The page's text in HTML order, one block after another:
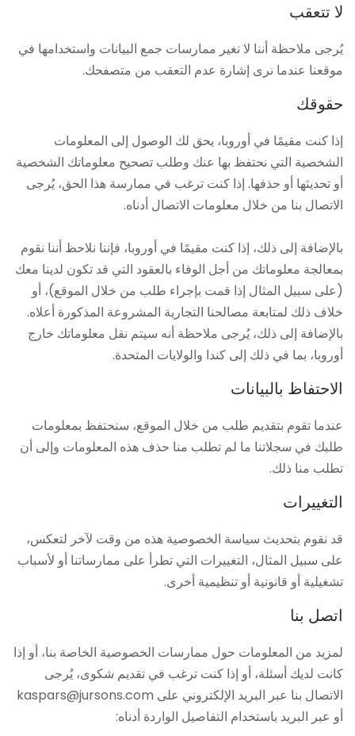
لا تتعقب
يُرجى ملاحظة أننا لا نغير ممارسات جمع البيانات واستخدامها في
موقعنا عندما نرى إشارة عدم التعقب من متصفحك.
حقوقك
إذا كنت مقيمًا في أوروبا، يحق لك الوصول إلى المعلومات
الشخصية التي نحتفظ بها عنك وطلب تصحيح معلوماتك الشخصية
أو تحديثها أو حذفها. إذا كنت ترغب في ممارسة هذا الحق، يُرجى
الاتصال بنا من خلال معلومات الاتصال أدناه.
بالإضافة إلى ذلك، إذا كنت مقيمًا في أوروبا، فإننا نلاحظ أننا نقوم
بمعالجة معلوماتك من أجل الوفاء بالعقود التي قد تكون لدينا معك
(على سبيل المثال إذا قمت بإجراء طلب من خلال الموقع)، أو
خلاف ذلك لمتابعة مصالحنا التجارية المشروعة المذكورة أعلاه.
بالإضافة إلى ذلك، يُرجى ملاحظة أنه سيتم نقل معلوماتك خارج
أوروبا، بما في ذلك إلى كندا والولايات المتحدة.
الاحتفاظ بالبيانات
عندما تقوم بتقديم طلب من خلال الموقع، سنحتفظ بمعلومات
طلبك في سجلاتنا ما لم تطلب منا حذف هذه المعلومات وإلى أن
تطلب منا ذلك.
التغييرات
قد نقوم بتحديث سياسة الخصوصية هذه من وقت لآخر لتعكس،
على سبيل المثال، التغييرات التي تطرأ على ممارساتنا أو لأسباب
تشغيلية أو قانونية أو تنظيمية أخرى.
اتصل بنا
لمزيد من المعلومات حول ممارسات الخصوصية الخاصة بنا، أو إذا
كانت لديك أسئلة، أو إذا كنت ترغب في تقديم شكوى، يُرجى
الاتصال بنا عبر البريد الإلكتروني على kaspars@jursons.com
أو عبر البريد باستخدام التفاصيل الواردة أدناه: